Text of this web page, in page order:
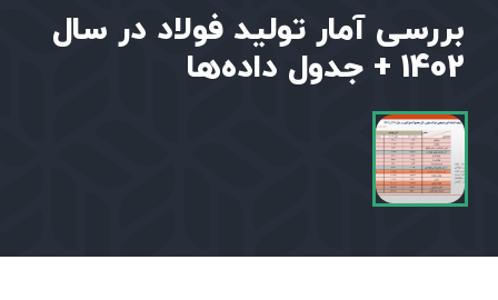
بررسی آمار تولید فولاد در سال
1402 + جدول داده‌ها